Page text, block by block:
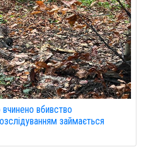
вчинено вбивство
займається